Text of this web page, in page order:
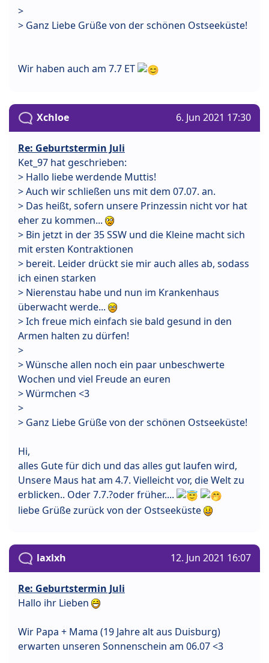
>
> Ganz Liebe Grüße von der schönen Ostseeküste!
Wir haben auch am 7.7 ET
Xchloe 6. Jun 2021 17:30
Re: Geburtstermin Juli
Ket_97 hat geschrieben:
> Hallo liebe werdende Muttis!
> Auch wir schließen uns mit dem 07.07. an.
> Das heißt, sofern unsere Prinzessin nicht vor hat
eher zu kommen...
> Bin jetzt in der 35 SSW und die Kleine macht sich
mit ersten Kontraktionen
> bereit. Leider drückt sie mir auch alles ab, sodass
ich einen starken
> Nierenstau habe und nun im Krankenhaus
überwacht werde...
> Ich freue mich einfach sie bald gesund in den
Armen halten zu dürfen!
>
> Wünsche allen noch ein paar unbeschwerte
Wochen und viel Freude an euren
> Würmchen <3
>
> Ganz Liebe Grüße von der schönen Ostseeküste!
Hi,
alles Gute für dich und das alles gut laufen wird,
Unsere Maus hat am 4.7. Vielleicht vor, die Welt zu
erblicken.. Oder 7.7.?oder früher....
liebe Grüße zurück von der Ostseeküste
laxlxh 12. Jun 2021 16:07
Re: Geburtstermin Juli
Hallo ihr Lieben
Wir Papa + Mama (19 Jahre alt aus Duisburg)
erwarten unseren Sonnenschein am 06.07 <3